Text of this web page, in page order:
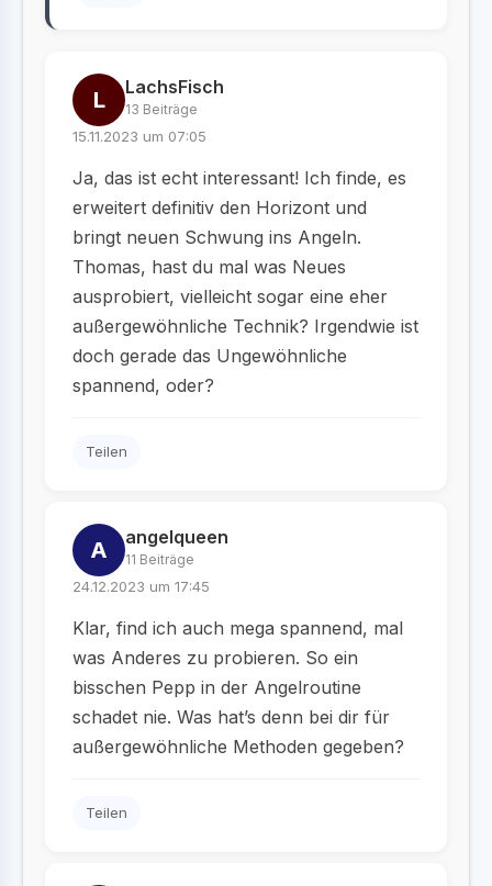
L LachsFisch
13 Beiträge
15.11.2023 um 07:05
Ja, das ist echt interessant! Ich finde, es
erweitert definitiv den Horizont und
bringt neuen Schwung ins Angeln.
Thomas, hast du mal was Neues
ausprobiert, vielleicht sogar eine eher
außergewöhnliche Technik? Irgendwie ist
doch gerade das Ungewöhnliche
spannend, oder?
Teilen
A angelqueen
11 Beiträge
24.12.2023 um 17:45
Klar, find ich auch mega spannend, mal
was Anderes zu probieren. So ein
bisschen Pepp in der Angelroutine
schadet nie. Was hat’s denn bei dir für
außergewöhnliche Methoden gegeben?
Teilen